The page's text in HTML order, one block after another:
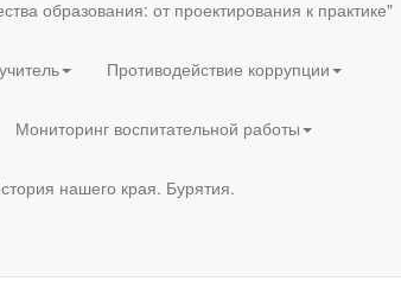
образования: от проектирования к практике"
Противодействие коррупции
Мониторинг воспитательной работы
нашего края. Бурятия.